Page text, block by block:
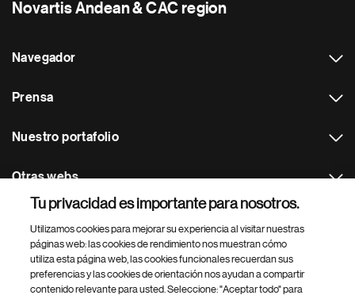
Novartis Andean & CAC region
Navegador
Prensa
Nuestro portafolio
Otras webs
Footer Site Search
Tu privacidad es importante para nosotros.
Utilizamos cookies para mejorar su experiencia al visitar nuestras
páginas web: las cookies de rendimiento nos muestran cómo
utiliza esta página web, las cookies funcionales recuerdan sus
preferencias y las cookies de orientación nos ayudan a compartir
contenido relevante para usted. Seleccione: "Aceptar todo" para